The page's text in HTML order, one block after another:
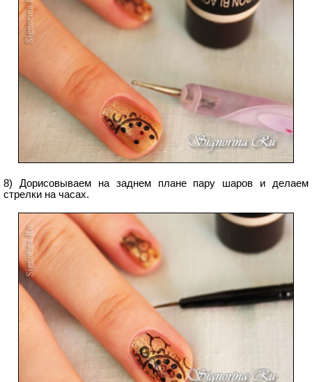
8) Дорисовываем на заднем плане пару шаров и делаем
стрелки на часах.